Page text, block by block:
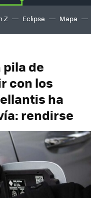
Z Eclipse Mapa
de
con los
ha
rendirse